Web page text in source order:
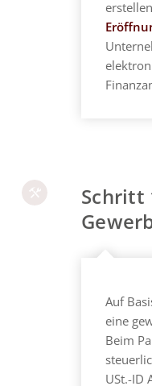
Schritt
Auf
eine
Beim
USt.-ID